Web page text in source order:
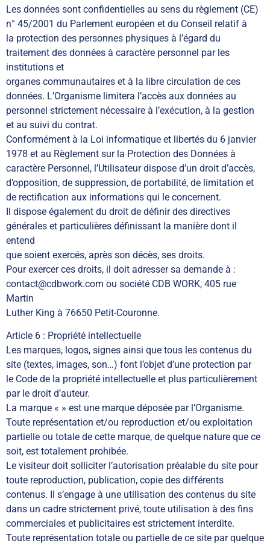
Les données sont confidentielles au sens du règlement (CE)
n° 45/2001 du Parlement européen et du Conseil relatif à
la protection des personnes physiques à l’égard du
traitement des données à caractère personnel par les
institutions et
organes communautaires et à la libre circulation de ces
données. L’Organisme limitera l’accès aux données au
personnel strictement nécessaire à l’exécution, à la gestion
et au suivi du contrat.
Conformément à la Loi informatique et libertés du 6 janvier
1978 et au Règlement sur la Protection des Données à
caractère Personnel, l’Utilisateur dispose d’un droit d’accès,
d’opposition, de suppression, de portabilité, de limitation et
de rectification aux informations qui le concernent.
Il dispose également du droit de définir des directives
générales et particulières définissant la manière dont il
entend
que soient exercés, après son décès, ses droits.
Pour exercer ces droits, il doit adresser sa demande à :
contact@cdbwork.com ou société CDB WORK, 405 rue
Martin
Luther King à 76650 Petit-Couronne.
Article 6 : Propriété intellectuelle
Les marques, logos, signes ainsi que tous les contenus du
site (textes, images, son…) font l’objet d’une protection par
le Code de la propriété intellectuelle et plus particulièrement
par le droit d’auteur.
La marque « » est une marque déposée par l’Organisme.
Toute représentation et/ou reproduction et/ou exploitation
partielle ou totale de cette marque, de quelque nature que ce
soit, est totalement prohibée.
Le visiteur doit solliciter l’autorisation préalable du site pour
toute reproduction, publication, copie des différents
contenus. Il s’engage à une utilisation des contenus du site
dans un cadre strictement privé, toute utilisation à des fins
commerciales et publicitaires est strictement interdite.
Toute représentation totale ou partielle de ce site par quelque